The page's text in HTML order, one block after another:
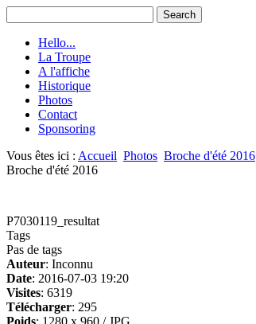
Hello...
La Troupe
A l'affiche
Historique
Photos
Contact
Sponsoring
Vous êtes ici : Accueil Photos Broche d'été 2016
Broche d'été 2016
P7030119_resultat
Tags
Pas de tags
Auteur: Inconnu
Date: 2016-07-03 19:20
Visites: 6319
Télécharger: 295